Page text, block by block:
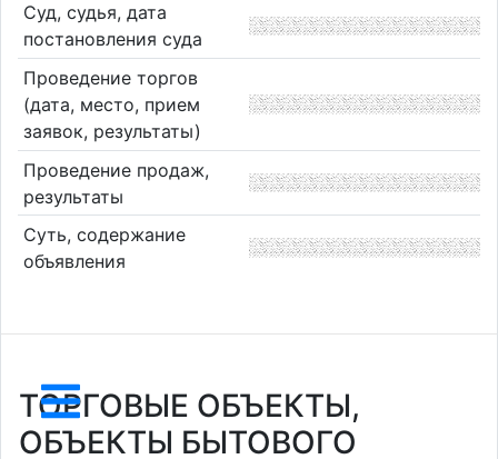
Суд, судья, дата
постановления суда
Проведение торгов
(дата, место, прием
заявок, результаты)
Проведение продаж,
результаты
Суть, содержание
объявления
ТОРГОВЫЕ ОБЪЕКТЫ,
ОБЪЕКТЫ БЫТОВОГО